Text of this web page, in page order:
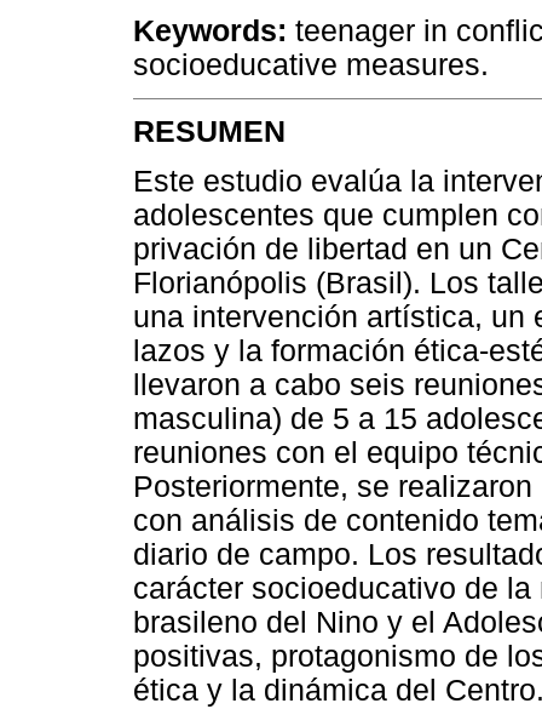
Keywords: teenager in
socioeducative measures.
RESUMEN
Este estudio evalúa la
adolescentes que cumplen
privación de libertad en un
Florianópolis (Brasil). Los
una intervención artística, un
lazos y la formación ética-
llevaron a cabo seis
masculina) de 5 a 15
reuniones con el equipo
Posteriormente, se
con análisis de contenido
diario de campo. Los
carácter socioeducativo de
brasileno del Nino y el
positivas, protagonismo de
ética y la dinámica del